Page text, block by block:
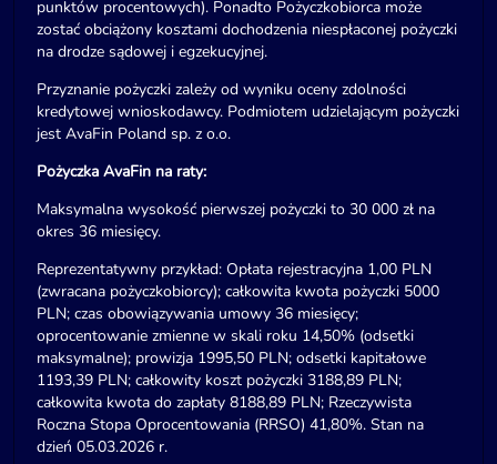
punktów procentowych). Ponadto Pożyczkobiorca może
zostać obciążony kosztami dochodzenia niespłaconej pożyczki
na drodze sądowej i egzekucyjnej.
Przyznanie pożyczki zależy od wyniku oceny zdolności
kredytowej wnioskodawcy. Podmiotem udzielającym pożyczki
jest AvaFin Poland sp. z o.o.
Pożyczka AvaFin na raty:
Maksymalna wysokość pierwszej pożyczki to 30 000 zł na
okres 36 miesięcy.
Reprezentatywny przykład: Opłata rejestracyjna 1,00 PLN
(zwracana pożyczkobiorcy); całkowita kwota pożyczki 5000
PLN; czas obowiązywania umowy 36 miesięcy;
oprocentowanie zmienne w skali roku 14,50% (odsetki
maksymalne); prowizja 1995,50 PLN; odsetki kapitałowe
1193,39 PLN; całkowity koszt pożyczki 3188,89 PLN;
całkowita kwota do zapłaty 8188,89 PLN; Rzeczywista
Roczna Stopa Oprocentowania (RRSO) 41,80%. Stan na
dzień 05.03.2026 r.